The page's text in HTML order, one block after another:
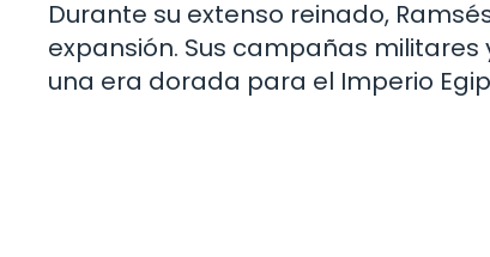
Durante su extenso reinado,
expansión. Sus campañas
una era dorada para el Imperio